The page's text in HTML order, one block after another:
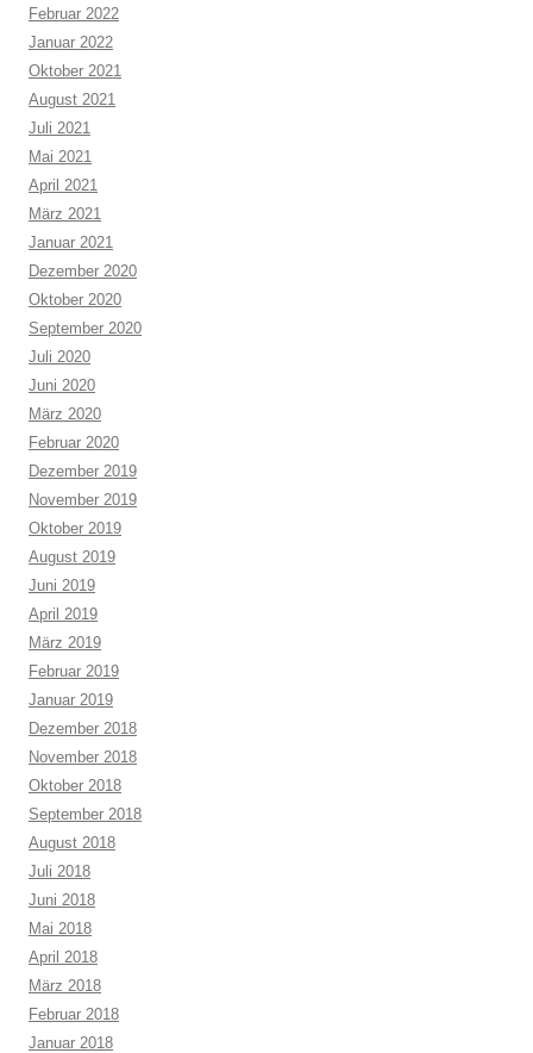
Februar 2022
Januar 2022
Oktober 2021
August 2021
Juli 2021
Mai 2021
April 2021
März 2021
Januar 2021
Dezember 2020
Oktober 2020
September 2020
Juli 2020
Juni 2020
März 2020
Februar 2020
Dezember 2019
November 2019
Oktober 2019
August 2019
Juni 2019
April 2019
März 2019
Februar 2019
Januar 2019
Dezember 2018
November 2018
Oktober 2018
September 2018
August 2018
Juli 2018
Juni 2018
Mai 2018
April 2018
März 2018
Februar 2018
Januar 2018